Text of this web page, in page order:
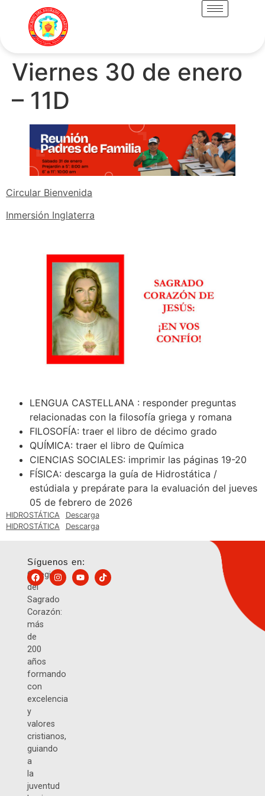
Viernes 30 de enero
– 11D
Circular Bienvenida
Inmersión Inglaterra
LENGUA CASTELLANA : responder preguntas
relacionadas con la filosofía griega y romana
FILOSOFÍA: traer el libro de décimo grado
QUÍMICA: traer el libro de Química
CIENCIAS SOCIALES: imprimir las páginas 19-20
FÍSICA: descarga la guía de Hidrostática /
estúdiala y prepárate para la evaluación del jueves
05 de febrero de 2026
HIDROSTÁTICA
Descarga
HIDROSTÁTICA
Descarga
Colegio
del
Sagrado
Corazón:
más
de
200
años
formando
con
excelencia
y
valores
cristianos,
guiando
a
la
juventud
Síguenos en: